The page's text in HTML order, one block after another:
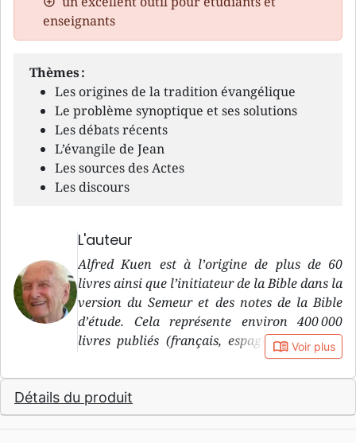
enseignants
Thèmes :
Les origines de la tradition évangélique
Le problème synoptique et ses solutions
Les débats récents
L’évangile de Jean
Les sources des Actes
Les discours
L'auteur
Alfred Kuen est à l’origine de plus de 60
livres ainsi que l’initiateur de la Bible dans la
version du Semeur et des notes de la Bible
d’étude. Cela représente environ 400 000
livres publiés (français, espagnol, italien...)
sans compter les centaines de milliers de
Bibles dans la version du Semeur, auxquels
Alfred Kuen a contribué. Né à Strasbourg le
31.8.1921, Alfred est le seul enfant d’Albert
book_open Voir plus
Détails du produit